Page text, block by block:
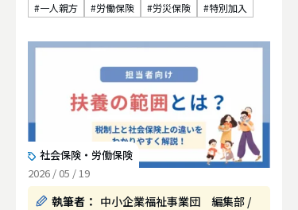
一人親方 労働保険 労災保険 特別加入
社会保険・労働保険
2026 / 05 / 19
執筆者： 中小企業福祉事業団 編集部 /